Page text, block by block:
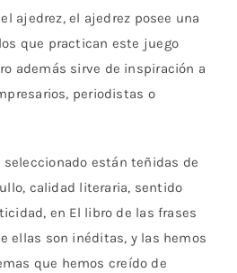
ajedrez, el ajedrez posee una
que practican este juego
además sirve de inspiración a
periodistas o
seleccionado están teñidas de
calidad literaria, sentido
en El libro de las frases
ellas son inéditas, y las hemos
que hemos creído de